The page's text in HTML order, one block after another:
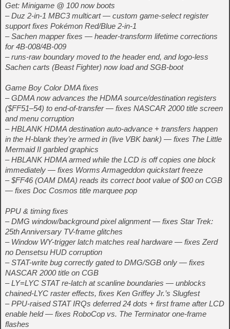
Get: Minigame @ 100 now boots
– Duz 2-in-1 MBC3 multicart — custom game-select register
support fixes Pokémon Red/Blue 2-in-1
– Sachen mapper fixes — header-transform lifetime corrections
for 4B-008/4B-009
– runs-raw boundary moved to the header end, and logo-less
Sachen carts (Beast Fighter) now load and SGB-boot
Game Boy Color DMA fixes
– GDMA now advances the HDMA source/destination registers
($FF51–54) to end-of-transfer — fixes NASCAR 2000 title screen
and menu corruption
– HBLANK HDMA destination auto-advance + transfers happen
in the H-blank they’re armed in (live VBK bank) — fixes The Little
Mermaid II garbled graphics
– HBLANK HDMA armed while the LCD is off copies one block
immediately — fixes Worms Armageddon quickstart freeze
– $FF46 (OAM DMA) reads its correct boot value of $00 on CGB
— fixes Doc Cosmos title marquee pop
PPU & timing fixes
– DMG window/background pixel alignment — fixes Star Trek:
25th Anniversary TV-frame glitches
– Window WY-trigger latch matches real hardware — fixes Zerd
no Densetsu HUD corruption
– STAT-write bug correctly gated to DMG/SGB only — fixes
NASCAR 2000 title on CGB
– LY=LYC STAT re-latch at scanline boundaries — unblocks
chained-LYC raster effects, fixes Ken Griffey Jr.’s Slugfest
– PPU-raised STAT IRQs deferred 24 dots + first frame after LCD
enable held — fixes RoboCop vs. The Terminator one-frame
flashes